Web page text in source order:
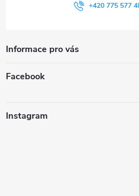
+420 775 577
Informace pro vás
Facebook
Instagram